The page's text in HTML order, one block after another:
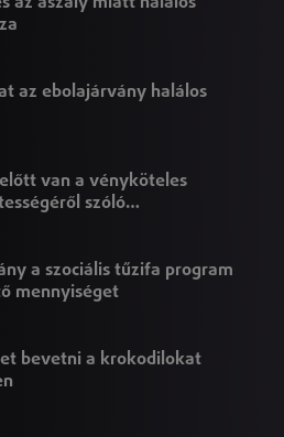
az ebolajárvány halálos
van a vényköteles
szóló
a szociális tűzifa program
mennyiséget
bevetni a krokodilokat